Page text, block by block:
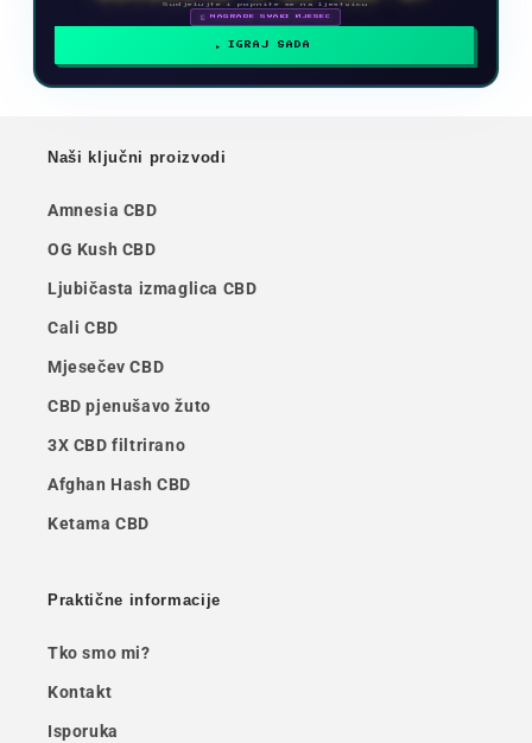
Sudjelujte i popnite se na ljestvicu
🗓 NAGRADE SVAKI MJESEC
IGRAJ SADA
Naši ključni proizvodi
Amnesia CBD
OG Kush CBD
Ljubičasta izmaglica CBD
Cali CBD
Mjesečev CBD
CBD pjenušavo žuto
3X CBD filtrirano
Afghan Hash CBD
Ketama CBD
Praktične informacije
Tko smo mi?
Kontakt
Isporuka